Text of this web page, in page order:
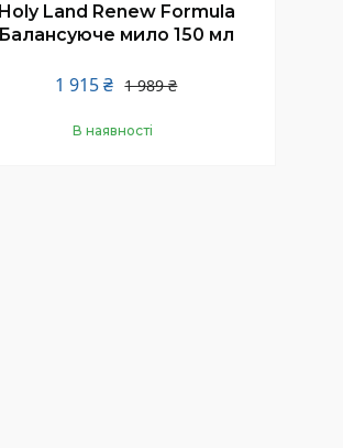
Holy Land Renew Formula
Балансуюче мило 150 мл
1 989 ₴
1 915 ₴
В наявності